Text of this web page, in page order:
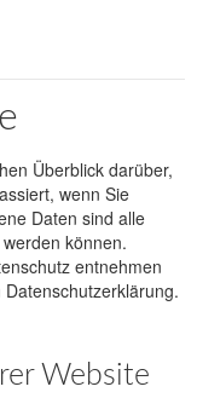
Überblick darüber,
wenn Sie
Daten sind alle
können.
entnehmen
Website